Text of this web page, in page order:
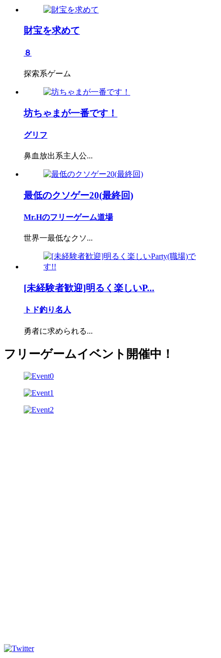
財宝を求めて
８
探索系ゲーム
坊ちゃまが一番です！
グリフ
鼻血放出系主人公...
最低のクソゲー20(最終回)
Mr.Hのフリーゲーム道場
世界一最低なクソ...
[未経験者歓迎]明るく楽しいP...
トド釣り名人
勇者に求められる...
フリーゲームイベント開催中！